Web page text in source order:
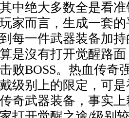
中绝大多数全是看
而言，生成一套的
每一件武器装备加
是沒有打开觉醒路
败BOSS。热血传奇
级别上的限定，可
奇武器装备，事实